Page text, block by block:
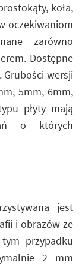
koła,
oczekiwaniom
zarówno
Dostępne
Grubości wersji
5mm, 6mm,
płyty mają
o których
jest
i obrazów ze
przypadku
2 mm